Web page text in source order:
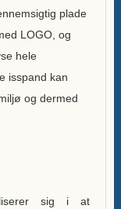
plade
LOGO, og
hele
isspand kan
og dermed
sig i at